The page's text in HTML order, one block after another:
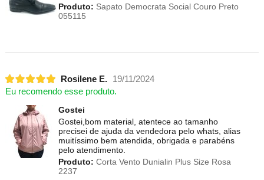
Produto: Sapato Democrata Social Couro Preto
055115
Rosilene E.
19/11/2024
Eu recomendo esse produto.
Gostei
Gostei,bom material, atentece ao tamanho
precisei de ajuda da vendedora pelo whats, alias
muitíssimo bem atendida, obrigada e parabéns
pelo atendimento.
Produto: Corta Vento Dunialin Plus Size Rosa
2237